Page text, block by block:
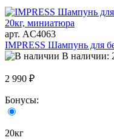
арт. AC4063
IMPRESS Шампунь для
В наличии:
2 990 ₽
Бонусы:
20кг